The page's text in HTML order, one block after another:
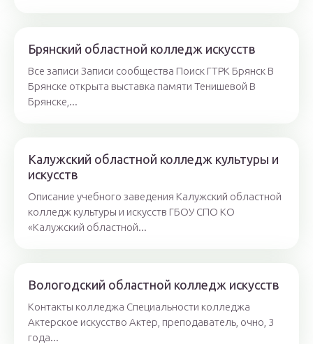
Брянский областной колледж искусств
Все записи Записи сообщества Поиск ГТРК Брянск В
Брянске открыта выставка памяти Тенишевой В
Брянске,...
Калужский областной колледж культуры и
искусств
Описание учебного заведения Калужский областной
колледж культуры и искусств ГБОУ СПО КО
«Калужский областной...
Вологодский областной колледж искусств
Контакты колледжа Специальности колледжа
Актерское искусство Актер, преподаватель, очно, 3
года...